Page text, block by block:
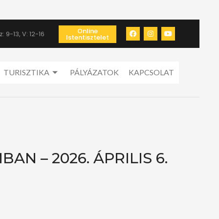
9-13, V: 12-16 Online
Istentisztelet
TURISZTIKA PÁLYÁZATOK KAPCSOLAT
– 2026. ÁPRILIS 6.